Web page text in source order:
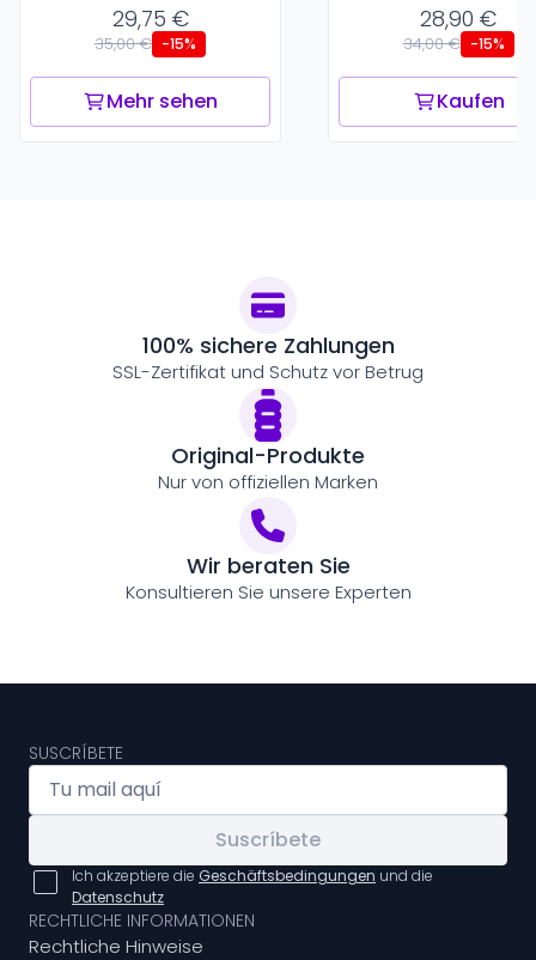
29,75 €
35,00 € -15%
Mehr sehen
28,90 €
34,00 € -15%
Kaufen
100% sichere Zahlungen
SSL-Zertifikat und Schutz vor Betrug
Original-Produkte
Nur von offiziellen Marken
Wir beraten Sie
Konsultieren Sie unsere Experten
SUSCRÍBETE
Suscríbete
Ich akzeptiere die Geschäftsbedingungen und die
Datenschutz
RECHTLICHE INFORMATIONEN
Rechtliche Hinweise